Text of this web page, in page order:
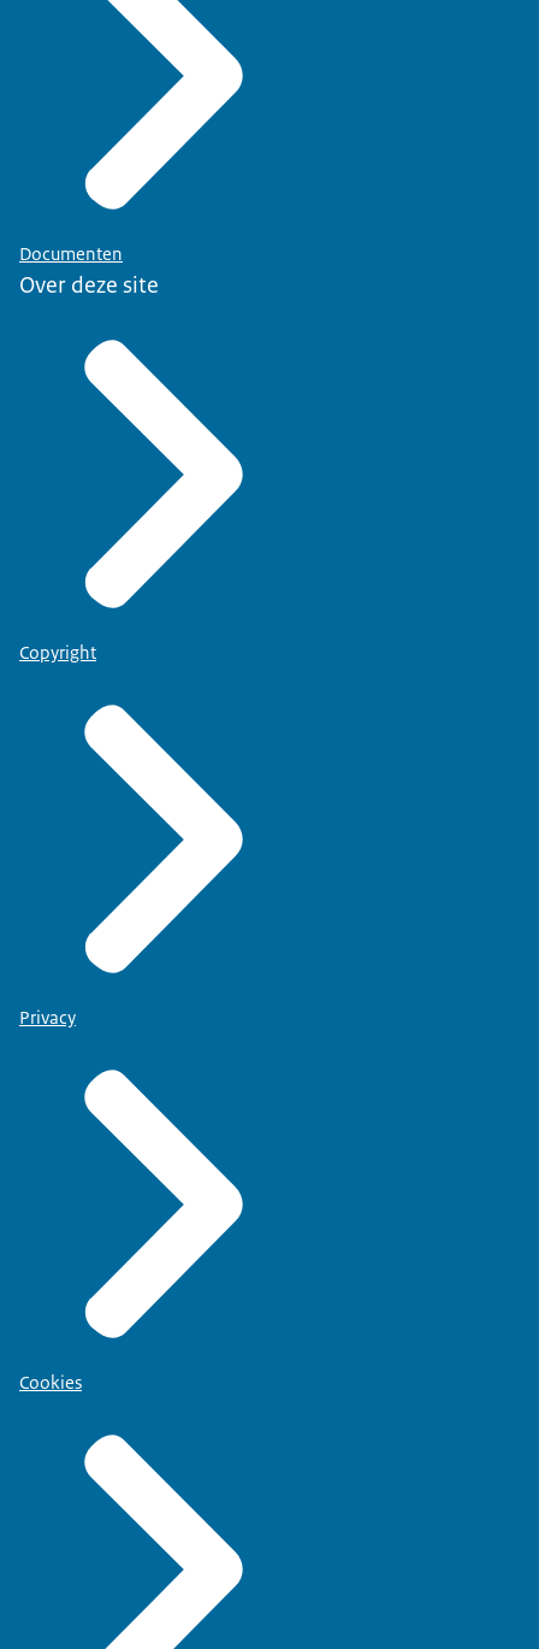
Documenten
Over deze site
Copyright
Privacy
Cookies